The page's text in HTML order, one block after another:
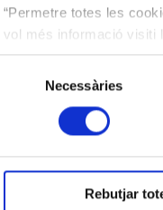
“Permetre totes les
vol més informació visiti
les cookies en qualsevol
Necessàries
Rebutjar